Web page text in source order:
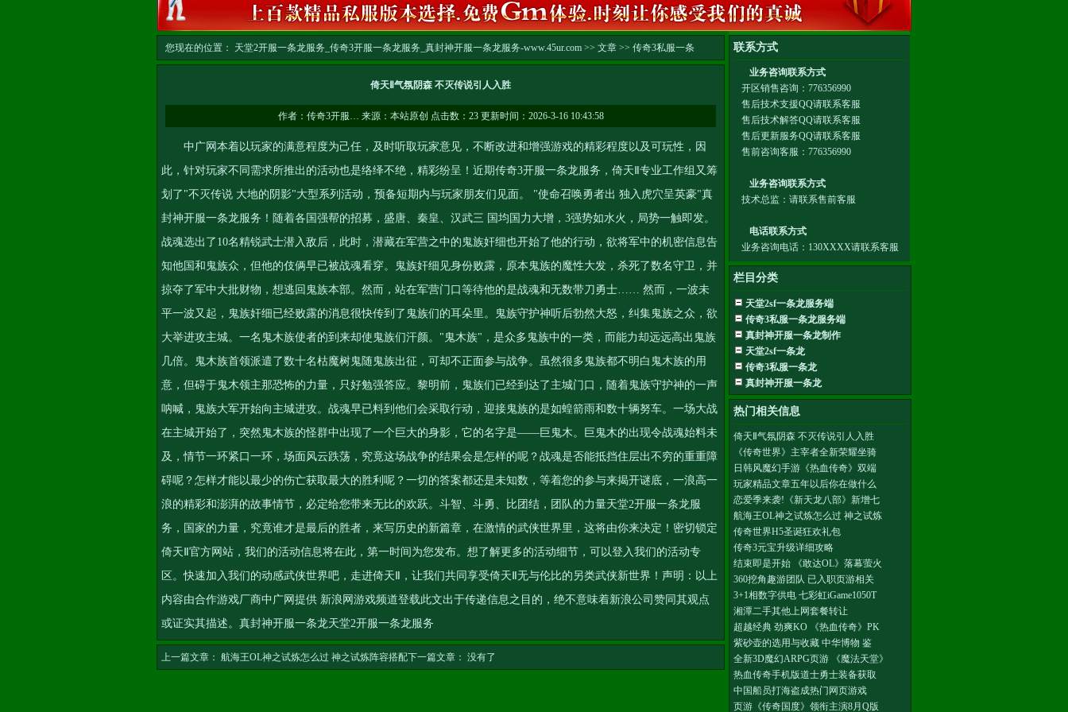
您现在的位置： 天堂2开服一条龙服务_传奇3开服一条龙服务_真封神开服一条龙服务-www.45ur.com >> 文章 >> 传奇3私服一条
倚天Ⅱ气氛阴森 不灭传说引人入胜
作者： 传奇3开服… 来源：本站原创 点击数： 23 更新时间：2026-3-16 10:43:58
中广网本着以玩家的满意程度为己任，及时听取玩家意见，不断改进和增强游戏的精彩程度以及可玩性，因
此，针对玩家不同需求所推出的活动也是络绎不绝，精彩纷呈！近期传奇3开服一条龙服务 ，倚天Ⅱ专业工作组又筹
划了"不灭传说 大地的阴影"大型系列活动，预备短期内与玩家朋友们见面。 "使命召唤勇者出 独入虎穴呈英豪"真
封神开服一条龙服务 ！随着各国强帮的招募，盛唐、秦皇、汉武三 国均国力大增，3强势如水火，局势一触即发。
战魂选出了10名精锐武士潜入敌后，此时，潜藏在军营之中的鬼族奸细也开始了他的行动，欲将军中的机密信息告
知他国和鬼族众，但他的伎俩早已被战魂看穿。鬼族奸细见身份败露，原本鬼族的魔性大发，杀死了数名守卫，并
掠夺了军中大批财物，想逃回鬼族本部。然而，站在军营门口等待他的是战魂和无数带刀勇士…… 然而，一波未
平一波又起，鬼族奸细已经败露的消息很快传到了鬼族们的耳朵里。鬼族守护神听后勃然大怒，纠集鬼族之众，欲
大举进攻主城。一名鬼木族使者的到来却使鬼族们汗颜。"鬼木族"，是众多鬼族中的一类，而能力却远远高出鬼族
几倍。鬼木族首领派遣了数十名枯魔树鬼随鬼族出征，可却不正面参与战争。虽然很多鬼族都不明白鬼木族的用
意，但碍于鬼木领主那恐怖的力量，只好勉强答应。黎明前，鬼族们已经到达了主城门口，随着鬼族守护神的一声
呐喊，鬼族大军开始向主城进攻。战魂早已料到他们会采取行动，迎接鬼族的是如蝗箭雨和数十辆努车。一场大战
在主城开始了，突然鬼木族的怪群中出现了一个巨大的身影，它的名字是――巨鬼木。巨鬼木的出现令战魂始料未
及，情节一环紧口一环，场面风云跌荡，究竟这场战争的结果会是怎样的呢？战魂是否能抵挡住层出不穷的重重障
碍呢？怎样才能以最少的伤亡获取最大的胜利呢？一切的答案都还是未知数，等着您的参与来揭开谜底，一浪高一
浪的精彩和澎湃的故事情节，必定给您带来无比的欢跃。斗智、斗勇、比团结，团队的力量天堂2开服一条龙服
务 ，国家的力量，究竟谁才是最后的胜者，来写历史的新篇章，在激情的武侠世界里，这将由你来决定！密切锁定
倚天Ⅱ官方网站，我们的活动信息将在此，第一时间为您发布。想了解更多的活动细节，可以登入我们的活动专
区。快速加入我们的动感武侠世界吧，走进倚天Ⅱ，让我们共同享受倚天Ⅱ无与伦比的另类武侠新世界！声明：以上
内容由合作游戏厂商中广网提供 新浪网游戏频道登载此文出于传递信息之目的，绝不意味着新浪公司赞同其观点
或证实其描述。 真封神开服一条龙天堂2开服一条龙服务
上一篇文章： 航海王OL神之试炼怎么过 神之试炼阵容搭配下一篇文章： 没有了
栏目分类
天堂2sf一条龙服务端
传奇3私服一条龙服务端
真封神开服一条龙制作
天堂2sf一条龙
传奇3私服一条龙
真封神开服一条龙
热门相关信息
倚天Ⅱ气氛阴森 不灭传说引人入胜
《传奇世界》主宰者全新荣耀坐骑
日韩风魔幻手游《热血传奇》双端
玩家精品文章五年以后你在做什么
恋爱季来袭!《新天龙八部》新增七
航海王OL神之试炼怎么过 神之试炼
传奇世界H5圣诞狂欢礼包
传奇3元宝升级详细攻略
结束即是开始 《敢达OL》落幕萤火
360挖角趣游团队 已入职页游相关
3+1相数字供电 七彩虹iGame1050T
湘潭二手其他上网套餐转让
超越经典 劲爽KO 《热血传奇》PK
紫砂壶的选用与收藏 中华博物 鉴
全新3D魔幻ARPG页游 《魔法天堂》
热血传奇手机版道士勇士装备获取
中国船员打海盗成热门网页游戏
页游《传奇国度》领衔主演8月Q版